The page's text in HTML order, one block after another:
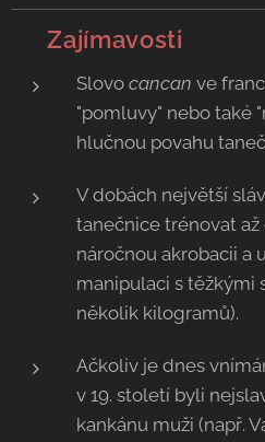
💡 Zajímavosti
Slovo cancan ve
"pomluvy" nebo také
hlučnou povahu
V dobách největší
tanečnice trénovat
náročnou akrobacii a
manipulaci s těžkými
několik kilogramů).
Ačkoliv je dnes
v 19. století byli
kankánu muži (např.